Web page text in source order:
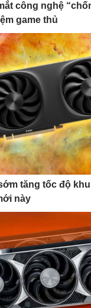
công nghệ
game thủ
tăng tốc độ
này